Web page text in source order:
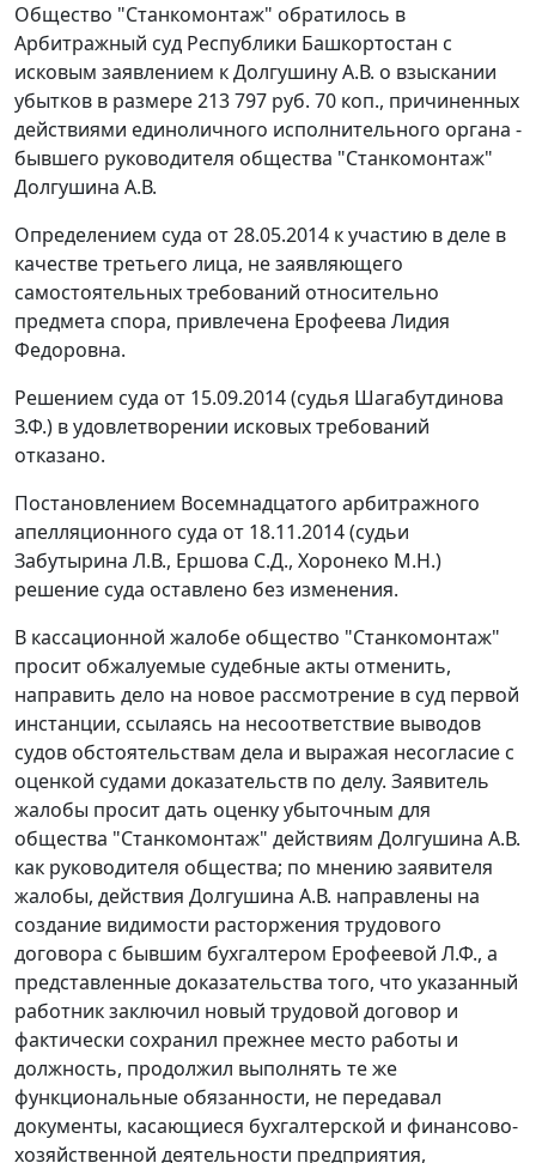
Общество "Станкомонтаж" обратилось в
Арбитражный суд Республики Башкортостан с
исковым заявлением к Долгушину А.В. о взыскании
убытков в размере 213 797 руб. 70 коп., причиненных
действиями единоличного исполнительного органа -
бывшего руководителя общества "Станкомонтаж"
Долгушина А.В.
Определением суда от 28.05.2014 к участию в деле в
качестве третьего лица, не заявляющего
самостоятельных требований относительно
предмета спора, привлечена Ерофеева Лидия
Федоровна.
Решением суда от 15.09.2014 (судья Шагабутдинова
З.Ф.) в удовлетворении исковых требований
отказано.
Постановлением Восемнадцатого арбитражного
апелляционного суда от 18.11.2014 (судьи
Забутырина Л.В., Ершова С.Д., Хоронеко М.Н.)
решение суда оставлено без изменения.
В кассационной жалобе общество "Станкомонтаж"
просит обжалуемые судебные акты отменить,
направить дело на новое рассмотрение в суд первой
инстанции, ссылаясь на несоответствие выводов
судов обстоятельствам дела и выражая несогласие с
оценкой судами доказательств по делу. Заявитель
жалобы просит дать оценку убыточным для
общества "Станкомонтаж" действиям Долгушина А.В.
как руководителя общества; по мнению заявителя
жалобы, действия Долгушина А.В. направлены на
создание видимости расторжения трудового
договора с бывшим бухгалтером Ерофеевой Л.Ф., а
представленные доказательства того, что указанный
работник заключил новый трудовой договор и
фактически сохранил прежнее место работы и
должность, продолжил выполнять те же
функциональные обязанности, не передавал
документы, касающиеся бухгалтерской и финансово-
хозяйственной деятельности предприятия,